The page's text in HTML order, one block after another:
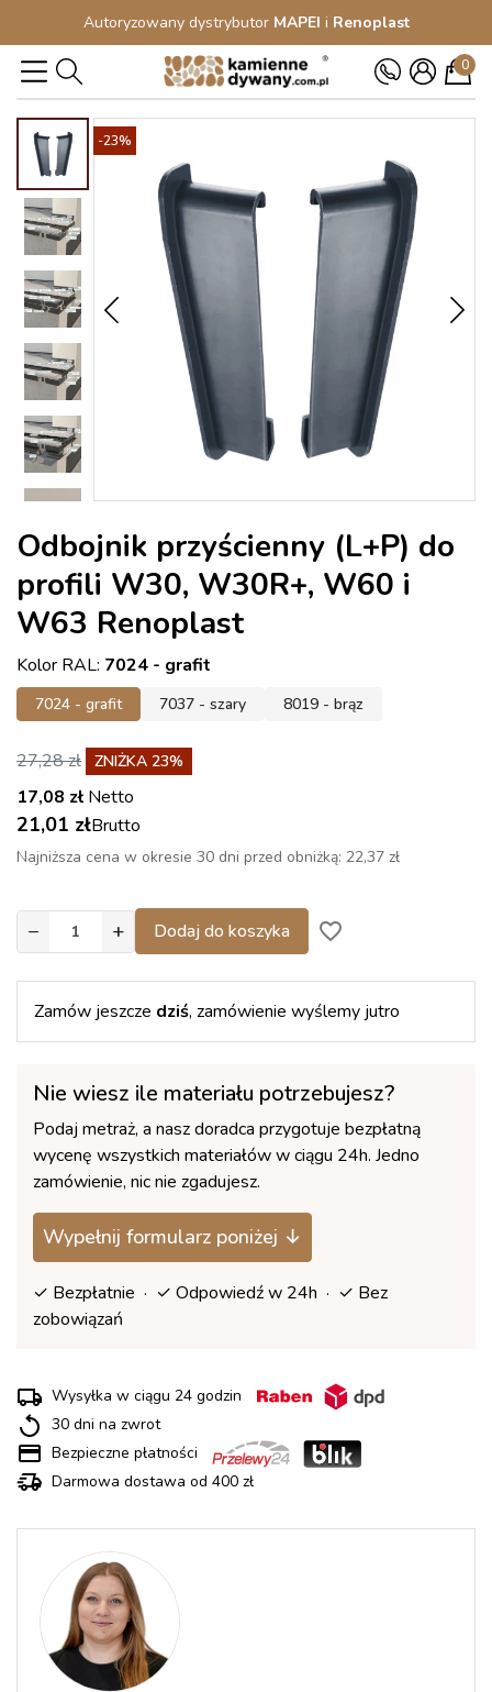
Autoryzowany dystrybutor MAPEI i Renoplast
0
-23%
Odbojnik przyścienny (L+P) do
profili W30, W30R+, W60 i
W63 Renoplast
Kolor RAL: 7024 - grafit
7024 - grafit 7037 - szary 8019 - brąz
27,28 zł ZNIŻKA 23%
17,08 zł Netto
21,01 złBrutto
Najniższa cena w okresie 30 dni przed obniżką: 22,37 zł
− + Dodaj do koszyka favorite_border
Zamów jeszcze dziś, zamówienie wyślemy jutro
Nie wiesz ile materiału potrzebujesz?
Podaj metraż, a nasz doradca przygotuje bezpłatną
wycenę wszystkich materiałów w ciągu 24h. Jedno
zamówienie, nic nie zgadujesz.
Wypełnij formularz poniżej ↓
✓ Bezpłatnie · ✓ Odpowiedź w 24h · ✓ Bez
zobowiązań
Wysyłka w ciągu 24 godzin
30 dni na zwrot
Bezpieczne płatności
Darmowa dostawa od 400 zł